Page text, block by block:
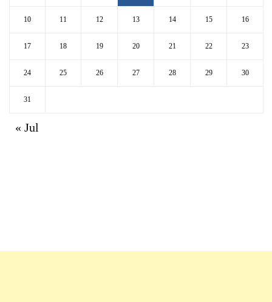
10 11 12 13 14 15 16
17 18 19 20 21 22 23
24 25 26 27 28 29 30
31
« Jul